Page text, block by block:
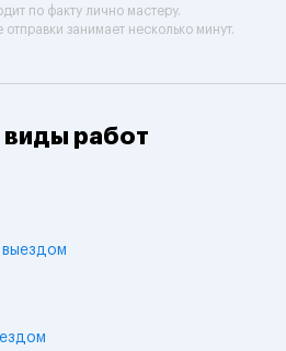
по факту лично мастеру.
занимает несколько минут.
виды работ
выездом